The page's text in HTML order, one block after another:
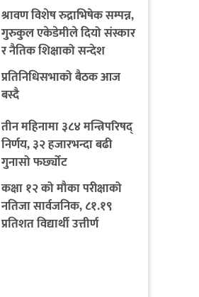
श्रावण विशेष रुद्राभिषेक सम्पन्न,
गुरुकुल एकेडेमीले दियो संस्कार
र नैतिक शिक्षाको सन्देश
प्रतिनिधिसभाको बैठक आज
बस्दै
तीन महिनामा ३८४ मन्त्रिपरिषद्
निर्णय, ३२ हजारभन्दा बढी
गुनासो फर्छ्योट
कक्षा १२ को मौका परीक्षाको
नतिजा सार्वजनिक, ८१.१९
प्रतिशत विद्यार्थी उत्तीर्ण